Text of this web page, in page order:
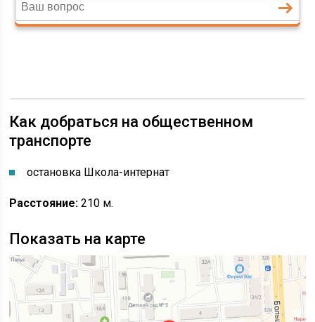
Как добраться на общественном
транспорте
остановка Школа-интернат
Расстояние:210 м.
Показать на карте